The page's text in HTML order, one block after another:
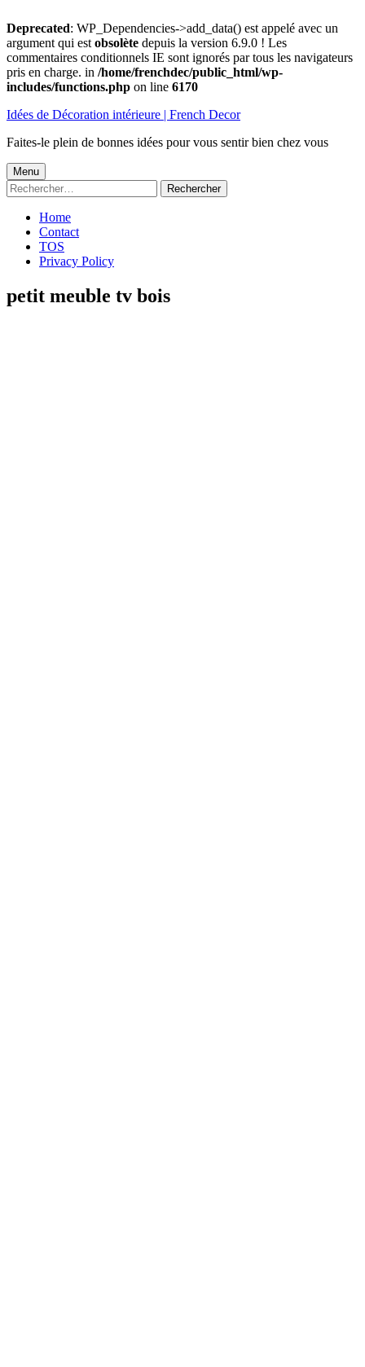
Deprecated: WP_Dependencies->add_data() est appelé avec un
argument qui est obsolète depuis la version 6.9.0 ! Les
commentaires conditionnels IE sont ignorés par tous les navigateurs
pris en charge. in /home/frenchdec/public_html/wp-
includes/functions.php on line 6170
au
Idées de Décoration intérieure | French Decor
Faites-le plein de bonnes idées pour vous sentir bien chez vous
Menu
principal
Menu
Rechercher :
Home
Contact
TOS
Privacy Policy
petit meuble tv bois